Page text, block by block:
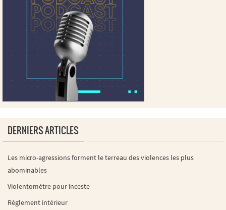
DERNIERS ARTICLES
Les micro-agressions forment le terreau des violences les plus
abominables
Violentomètre pour inceste
Règlement intérieur